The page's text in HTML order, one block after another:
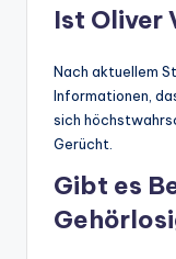
Ist Oliver
Nach aktuellem
Informationen,
sich
Gerücht.
Gibt es